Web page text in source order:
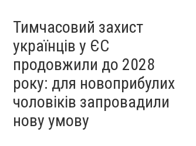
Тимчасовий захист
українців у ЄС
продовжили до 2028
року: для новоприбулих
чоловіків запровадили
нову умову